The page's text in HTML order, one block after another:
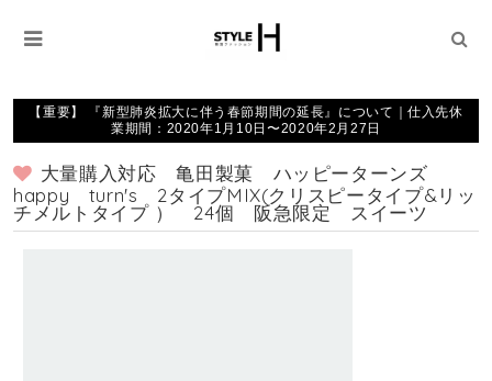
【重要】 『新型肺炎拡大に伴う春節期間の延長』について｜仕入先休
業期間：2020年1月10日〜2020年2月27日
大量購入対応 亀田製菓 ハッピーターンズ
happy turn's 2タイプMIX(クリスピータイプ&リッ
チメルトタイプ ） 24個 阪急限定 スイーツ